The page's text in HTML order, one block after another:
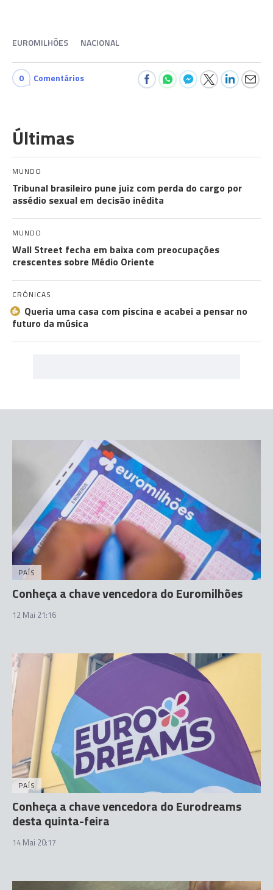
EUROMILHÕES NACIONAL
0 Comentários
Últimas
MUNDO
Tribunal brasileiro pune juiz com perda do cargo por
assédio sexual em decisão inédita
MUNDO
Wall Street fecha em baixa com preocupações
crescentes sobre Médio Oriente
CRÓNICAS
Queria uma casa com piscina e acabei a pensar no
futuro da música
PAÍS
Conheça a chave vencedora do Euromilhões
12 Mai 21:16
PAÍS
Conheça a chave vencedora do Eurodreams
desta quinta-feira
14 Mai 20:17